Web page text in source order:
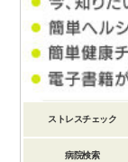
ストレスチェック
病院検索